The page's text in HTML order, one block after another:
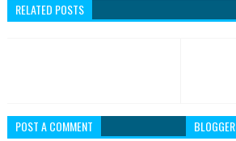
RELATED POSTS
POST A COMMENT BLOGGER